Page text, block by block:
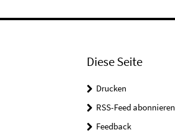
Diese Seite
Drucken
RSS-Feed abonnieren
Feedback